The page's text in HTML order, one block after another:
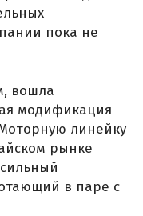
пока не
вошла
модификация
линейку
рынке
в паре с